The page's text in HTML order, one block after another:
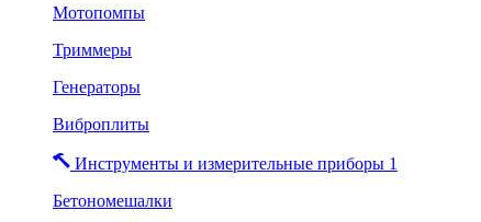
Мотопомпы
Триммеры
Генераторы
Виброплиты
Инструменты и измерительные приборы 1
Бетономешалки